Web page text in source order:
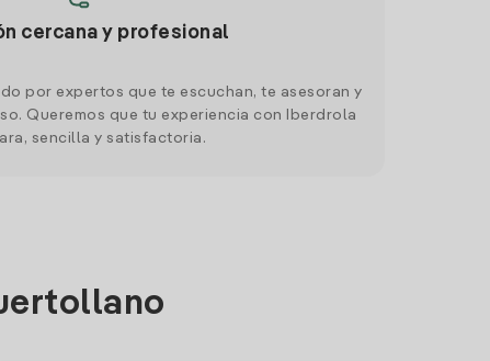
cercana y profesional
por expertos que te escuchan, te asesoran y
Queremos que tu experiencia con Iberdrola
sencilla y satisfactoria.